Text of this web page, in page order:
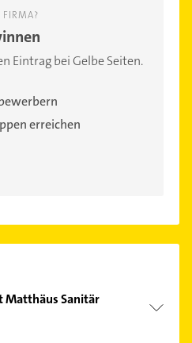
FIRMA?
Eintrag bei Gelbe Seiten.
erreichen
Matthäus Sanitär